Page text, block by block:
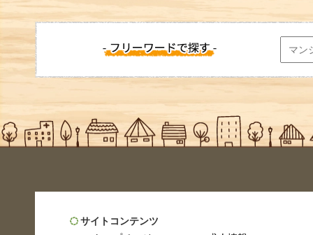
サイトコンテンツ